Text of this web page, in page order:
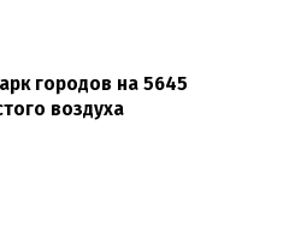
городов на 5645
воздуха